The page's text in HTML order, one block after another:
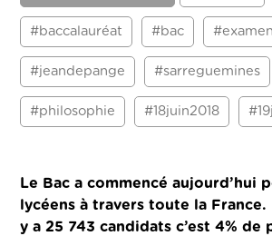
#baccalauréat #bac #examen
#jeandepange #sarreguemines
#philosophie #18juin2018
Le Bac a commencé aujourd’hui
lycéens à travers toute la France.
y a 25 743 candidats c’est 4% de